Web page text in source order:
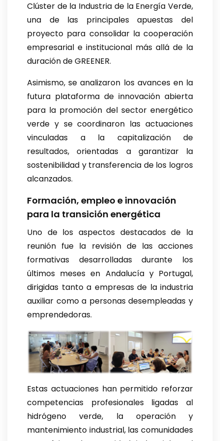
Clúster de la Industria de la Energía Verde,
una de las principales apuestas del
proyecto para consolidar la cooperación
empresarial e institucional más allá de la
duración de GREENER.
Asimismo, se analizaron los avances en la
futura plataforma de innovación abierta
para la promoción del sector energético
verde y se coordinaron las actuaciones
vinculadas a la capitalización de
resultados, orientadas a garantizar la
sostenibilidad y transferencia de los logros
alcanzados.
Formación, empleo e innovación
para la transición energética
Uno de los aspectos destacados de la
reunión fue la revisión de las acciones
formativas desarrolladas durante los
últimos meses en Andalucía y Portugal,
dirigidas tanto a empresas de la industria
auxiliar como a personas desempleadas y
emprendedoras.
Estas actuaciones han permitido reforzar
competencias profesionales ligadas al
hidrógeno verde, la operación y
mantenimiento industrial, las comunidades